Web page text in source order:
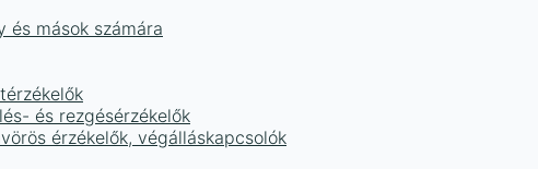
és mások számára
és rezgésérzékelők
érzékelők, végálláskapcsolók